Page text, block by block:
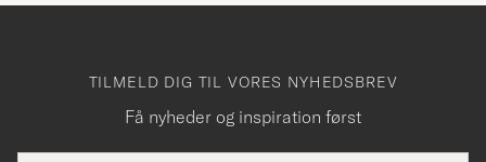
TILMELD DIG TIL VORES NYHEDSBREV
Få nyheder og inspiration først